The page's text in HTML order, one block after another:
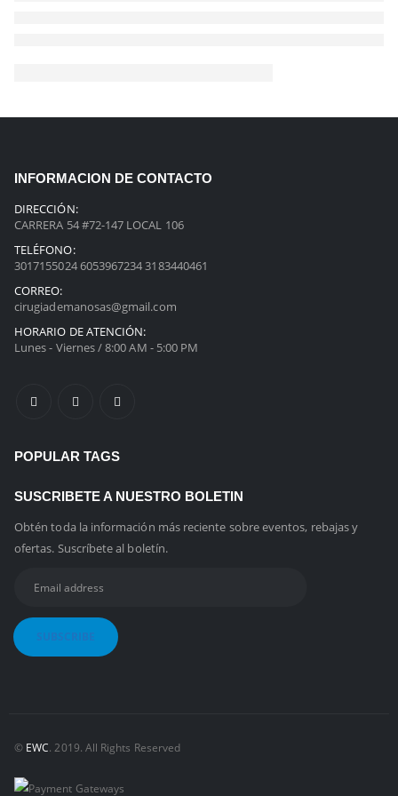
INFORMACION DE CONTACTO
DIRECCIÓN:
CARRERA 54 #72-147 LOCAL 106
TELÉFONO:
3017155024 6053967234 3183440461
CORREO:
cirugiademanosas@gmail.com
HORARIO DE ATENCIÓN:
Lunes - Viernes / 8:00 AM - 5:00 PM
POPULAR TAGS
SUSCRIBETE A NUESTRO BOLETIN
Obtén toda la información más reciente sobre eventos, rebajas y
ofertas. Suscríbete al boletín.
© EWC. 2019. All Rights Reserved